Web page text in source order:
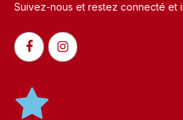
Suivez-nous et restez connecté et